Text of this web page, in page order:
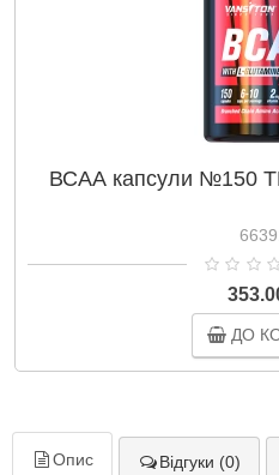
ВСАА капсули №150
ДО
Опис Відгуки (0)